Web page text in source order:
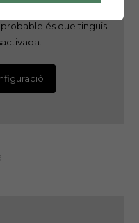
és que tinguis